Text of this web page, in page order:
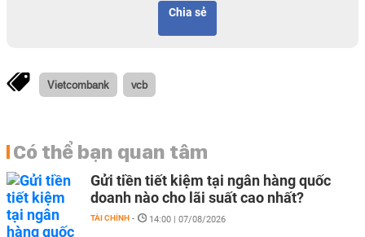
Chia sẻ
Vietcombank vcb
Có thể bạn quan tâm
Gửi tiền tiết kiệm tại ngân hàng quốc
doanh nào cho lãi suất cao nhất?
TÀI CHÍNH - 14:00 | 07/08/2026